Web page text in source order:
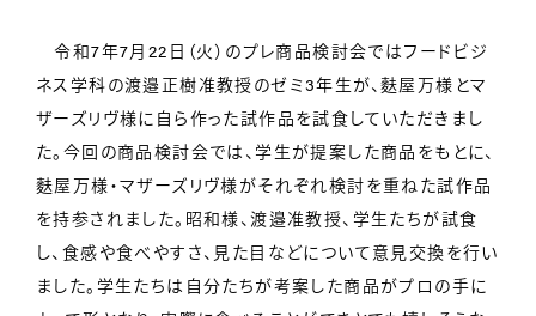
令和7年7月22日（火）のプレ商品検討会ではフードビジ
ネス学科の渡邉正樹准教授のゼミ3年生が、麩屋万様とマ
ザーズリヴ様に自ら作った試作品を試食していただきまし
た。今回の商品検討会では、学生が提案した商品をもとに、
麩屋万様・マザーズリヴ様がそれぞれ検討を重ねた試作品
を持参されました。昭和様、渡邉准教授、学生たちが試食
し、食感や食べやすさ、見た目などについて意見交換を行い
ました。学生たちは自分たちが考案した商品がプロの手に